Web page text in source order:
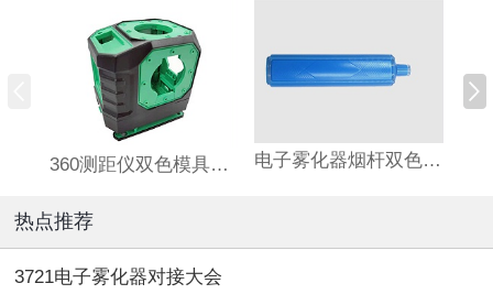
360测距仪双色模具注塑加工 电子雾化器烟杆双色模具定制加工
热点推荐
3721电子雾化器对接大会